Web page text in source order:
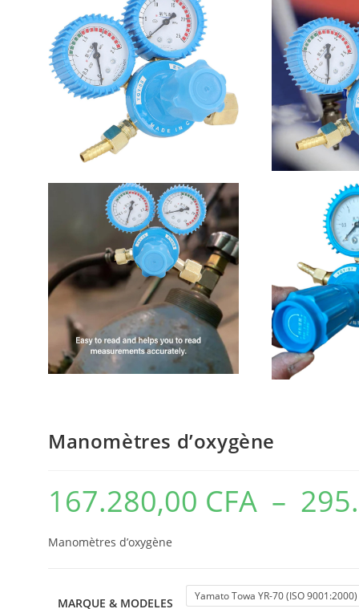
Manomètres d’oxygène
167.280,00 CFA –
Manomètres d’oxygène
MARQUE & MODELES Yamato Towa YR-70 (ISO 9001:2000)